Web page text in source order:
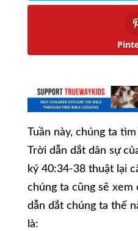
Tuần này, chúng ta
Trời dẫn dắt dân sự
ký 40:34-38 thuật lại
chúng ta cũng sẽ xem
dẫn dắt chúng ta thế
là: